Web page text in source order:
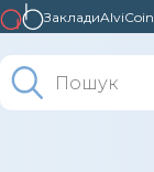
ЗакладиAlviCoin